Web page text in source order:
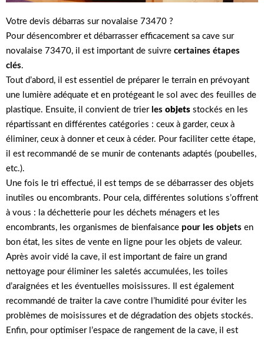
Votre devis débarras sur novalaise 73470 ?
Pour désencombrer et débarrasser efficacement sa cave sur
novalaise 73470, il est important de suivre certaines étapes
clés.
Tout d’abord, il est essentiel de préparer le terrain en prévoyant
une lumière adéquate et en protégeant le sol avec des feuilles de
plastique. Ensuite, il convient de trier les objets stockés en les
répartissant en différentes catégories : ceux à garder, ceux à
éliminer, ceux à donner et ceux à céder. Pour faciliter cette étape,
il est recommandé de se munir de contenants adaptés (poubelles,
etc.).
Une fois le tri effectué, il est temps de se débarrasser des objets
inutiles ou encombrants. Pour cela, différentes solutions s’offrent
à vous : la déchetterie pour les déchets ménagers et les
encombrants, les organismes de bienfaisance pour les objets en
bon état, les sites de vente en ligne pour les objets de valeur.
Après avoir vidé la cave, il est important de faire un grand
nettoyage pour éliminer les saletés accumulées, les toiles
d’araignées et les éventuelles moisissures. Il est également
recommandé de traiter la cave contre l’humidité pour éviter les
problèmes de moisissures et de dégradation des objets stockés.
Enfin, pour optimiser l’espace de rangement de la cave, il est